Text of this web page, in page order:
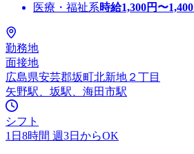
医療・福祉系時給1,300円〜1,400
勤務地
面接地
広島県安芸郡坂町北新地２丁目
矢野駅、坂駅、海田市駅
シフト
1日8時間 週3日からOK